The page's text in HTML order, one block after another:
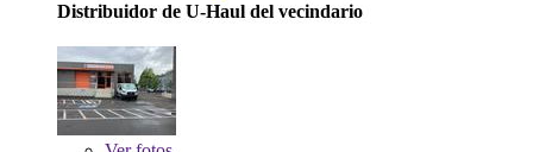
Distribuidor de U-Haul del vecindario